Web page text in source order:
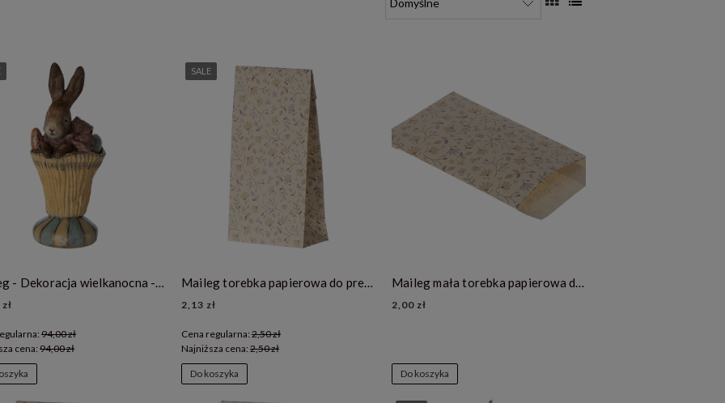
Maileg - Dekoracja wielkanocna - Easter Bunny nr 14
94,00 zł
cena: 94,00 zł
Maileg torebka papierowa do prezentów - Merle heather Mini
2,13 zł
Cena regularna: 2,50 zł
Najniższa cena: 2,50 zł
Do koszyka
SALE
Maileg mała torebka papierowa do prezentów- Merle heather
2,00 zł
Do koszyka